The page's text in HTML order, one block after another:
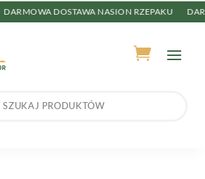
DARMOWA DOSTAWA NASION RZEPAKU